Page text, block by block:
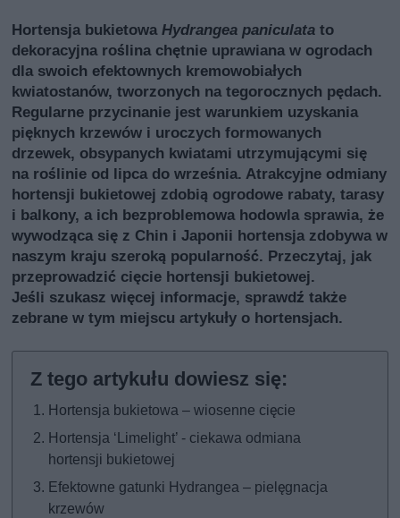
Hortensja bukietowaHydrangea paniculata to
dekoracyjna roślina chętnie uprawiana w ogrodach
dla swoich efektownych kremowobiałych
kwiatostanów, tworzonych na tegorocznych pędach.
Regularne przycinanie jest warunkiem uzyskania
pięknych krzewów i uroczych formowanych
drzewek, obsypanych kwiatami utrzymującymi się
na roślinie od lipca do września. Atrakcyjne odmiany
hortensji bukietowej zdobią ogrodowe rabaty, tarasy
i balkony, a ich bezproblemowa hodowla sprawia, że
wywodząca się z Chin i Japonii hortensja zdobywa w
naszym kraju szeroką popularność. Przeczytaj, jak
przeprowadzić cięcie hortensji bukietowej.
Jeśli szukasz więcej informacje, sprawdź także
zebrane w tym miejscu artykuły o hortensjach.
Hortensja bukietowa – wiosenne cięcie
Hortensja ‘Limelight’ - ciekawa odmiana
hortensji bukietowej
Efektowne gatunki Hydrangea – pielęgnacja
krzewów